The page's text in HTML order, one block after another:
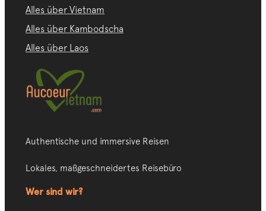
Alles über Vietnam
Alles über Kambodscha
Alles über Laos
Authentische und immersive Reisen
Lokales, maßgeschneidertes Reisebüro
Wer sind wir?